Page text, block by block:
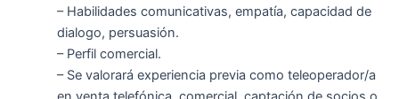
– Habilidades comunicativas, empatía, capacidad de
dialogo, persuasión.
– Perfil comercial.
– Se valorará experiencia previa como teleoperador/a